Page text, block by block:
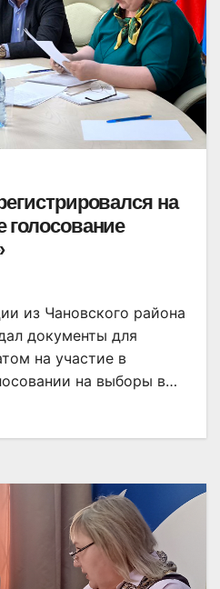
на
голосование
из Чановского района
документы для
на участие в
на выборы в…